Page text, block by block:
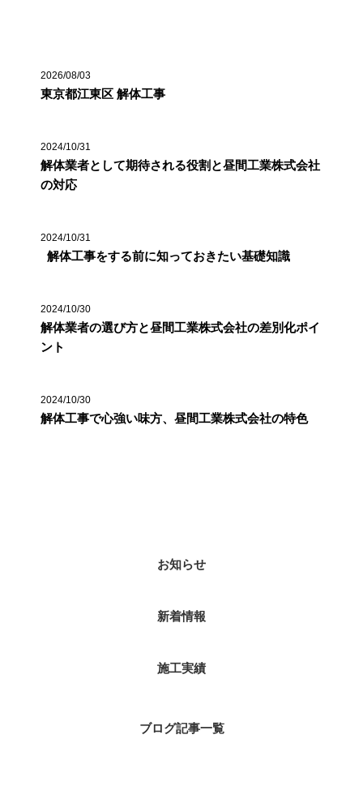
2026/08/03
東京都江東区 解体工事
2024/10/31
解体業者として期待される役割と昼間工業株式会社
の対応
2024/10/31
解体工事をする前に知っておきたい基礎知識
2024/10/30
解体業者の選び方と昼間工業株式会社の差別化ポイ
ント
2024/10/30
解体工事で心強い味方、昼間工業株式会社の特色
お知らせ
新着情報
施工実績
ブログ記事一覧